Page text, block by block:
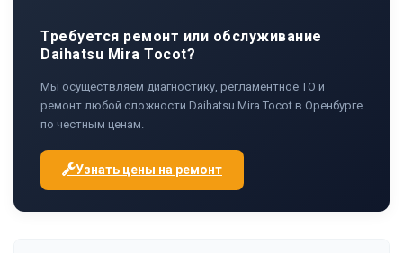
Требуется ремонт или обслуживание
Daihatsu Mira Tocot?
Мы осуществляем диагностику, регламентное ТО и
ремонт любой сложности Daihatsu Mira Tocot в Оренбурге
по честным ценам.
Узнать цены на ремонт